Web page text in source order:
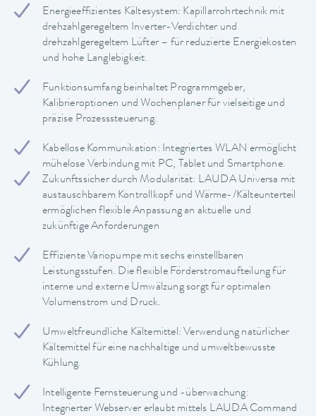
Energieeffizientes Kältesystem: Kapillarrohrtechnik mit
drehzahlgeregeltem Inverter-Verdichter und
drehzahlgeregeltem Lüfter – für reduzierte Energiekosten
und hohe Langlebigkeit.
Funktionsumfang beinhaltet Programmgeber,
Kalibrieroptionen und Wochenplaner für vielseitige und
präzise Prozesssteuerung.
Kabellose Kommunikation: Integriertes WLAN ermöglicht
mühelose Verbindung mit PC, Tablet und Smartphone.
Zukunftssicher durch Modularität: LAUDA Universa mit
austauschbarem Kontrollkopf und Wärme-/Kälteunterteil
ermöglichen flexible Anpassung an aktuelle und
zukünftige Anforderungen
Effiziente Variopumpe mit sechs einstellbaren
Leistungsstufen. Die flexible Förderstromaufteilung für
interne und externe Umwälzung sorgt für optimalen
Volumenstrom und Druck.
Umweltfreundliche Kältemittel: Verwendung natürlicher
Kältemittel für eine nachhaltige und umweltbewusste
Kühlung.
Intelligente Fernsteuerung und -überwachung:
Integrierter Webserver erlaubt mittels LAUDA Command